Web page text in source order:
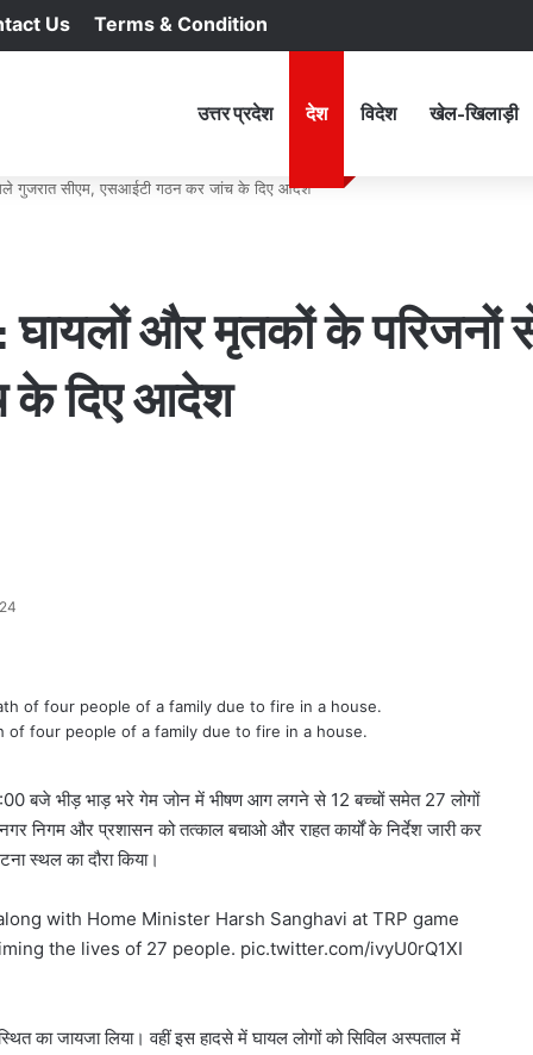
Us Terms & Condition
उत्तर प्रदेश देश विदेश खेल-खिलाड़ी
गुजरात सीएम, एसआईटी गठन कर जांच के दिए आदेश
और मृतकों के परिजनों
के दिए आदेश
of four people of a family due to fire in a house.
बजे भीड़ भाड़ भरे गेम जोन में भीषण आग लगने से 12 बच्चों समेत 27 लोगों
निगम और प्रशासन को तत्काल बचाओ और राहत कार्यों के निर्देश जारी कर
स्थल का दौरा किया।
with Home Minister Harsh Sanghavi at TRP game
the lives of 27 people. pic.twitter.com/ivyU0rQ1XI
का जायजा लिया। वहीं इस हादसे में घायल लोगों को सिविल अस्पताल में